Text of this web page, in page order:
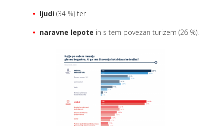
ljudi (34 %) ter
naravne lepote in s tem povezan turizem (26 %).